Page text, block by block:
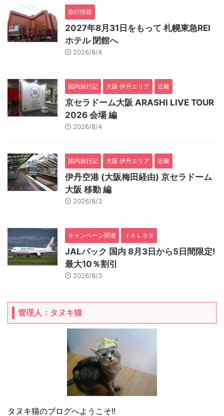
旅行情報
2027年8月31日をもって 札幌東急REI
ホテル 閉館へ
2026/8/4
国内旅行記 大阪 伊丹エリア 近畿
京セラドーム大阪 ARASHI LIVE TOUR
2026 会場 編
2026/8/4
国内旅行記 大阪 伊丹エリア 近畿
伊丹空港 (大阪梅田経由) 京セラドーム
大阪 移動 編
2026/8/3
キャンペーン関連 ＪＡＬネタ
JALパック 国内 8月3日から5日間限定!
最大10％割引
2026/8/3
管理人：タヌキ猫
タヌキ猫のブログへようこそ!!